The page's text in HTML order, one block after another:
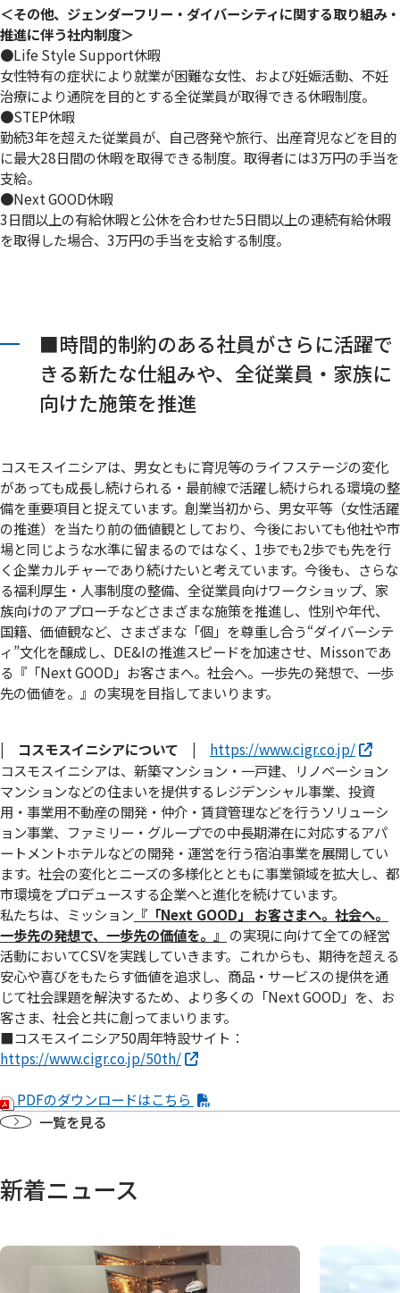
＜その他、ジェンダーフリー・ダイバーシティに関する取り組み・
推進に伴う社内制度＞
●Life Style Support休暇
女性特有の症状により就業が困難な女性、および妊娠活動、不妊
治療により通院を目的とする全従業員が取得できる休暇制度。
●STEP休暇
勤続3年を超えた従業員が、自己啓発や旅行、出産育児などを目的
に最大28日間の休暇を取得できる制度。取得者には3万円の手当を
支給。
●Next GOOD休暇
3日間以上の有給休暇と公休を合わせた5日間以上の連続有給休暇
を取得した場合、3万円の手当を支給する制度。
■時間的制約のある社員がさらに活躍で
きる新たな仕組みや、全従業員・家族に
向けた施策を推進
コスモスイニシアは、男女ともに育児等のライフステージの変化
があっても成長し続けられる・最前線で活躍し続けられる環境の整
備を重要項目と捉えています。創業当初から、男女平等（女性活躍
の推進）を当たり前の価値観としており、今後においても他社や市
場と同じような水準に留まるのではなく、1歩でも2歩でも先を行
く企業カルチャーであり続けたいと考えています。今後も、さらな
る福利厚生・人事制度の整備、全従業員向けワークショップ、家
族向けのアプローチなどさまざまな施策を推進し、性別や年代、
国籍、価値観など、さまざまな「個」を尊重し合う“ダイバーシテ
ィ”文化を醸成し、DE&Iの推進スピードを加速させ、Missonであ
る『「Next GOOD」お客さまへ。社会へ。一歩先の発想で、一歩
先の価値を。』の実現を目指してまいります。
| コスモスイニシアについて |
https://www.cigr.co.jp/
コスモスイニシアは、新築マンション・一戸建、リノベーション
マンションなどの住まいを提供するレジデンシャル事業、投資
用・事業用不動産の開発・仲介・賃貸管理などを行うソリューシ
ョン事業、ファミリー・グループでの中長期滞在に対応するアパ
ートメントホテルなどの開発・運営を行う宿泊事業を展開してい
ます。社会の変化とニーズの多様化とともに事業領域を拡大し、都
市環境をプロデュースする企業へと進化を続けています。
私たちは、ミッション 『「Next GOOD」 お客さまへ。社会へ。
⼀歩先の発想で、⼀歩先の価値を。』 の実現に向けて全ての経営
活動においてCSVを実践していきます。これからも、期待を超える
安心や喜びをもたらす価値を追求し、商品・サービスの提供を通
じて社会課題を解決するため、より多くの「Next GOOD」を、お
客さま、社会と共に創ってまいります。
■コスモスイニシア50周年特設サイト：
https://www.cigr.co.jp/50th/
PDFのダウンロードはこちら
一覧を見る
新着ニュース